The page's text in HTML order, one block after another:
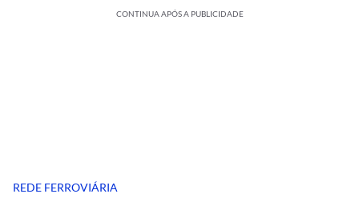
CONTINUA APÓS A PUBLICIDADE
REDE FERROVIÁRIA